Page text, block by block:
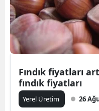
Fındık fiyatları
fındık fiyatları
Yerel Üretim 26